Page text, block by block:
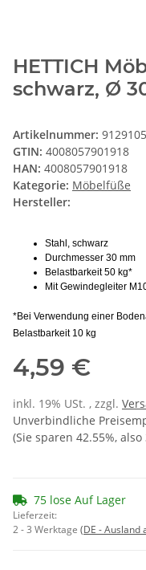
HETTICH
schwarz, Ø
Artikelnummer: 9129105
GTIN: 4008057901918
HAN: 4008057901918
Kategorie: Möbelfüße
Hersteller:
Stahl, schwarz
Durchmesser 30 mm
Belastbarkeit 50 kg*
Mit Gewindegleiter
*Bei Verwendung einer
Belastbarkeit 10 kg
4,59 €
inkl. 19% USt. , zzgl.
Unverbindliche
(Sie sparen 42.55%, also
75 lose Auf Lager
Lieferzeit:
2 - 3 Werktage (DE - Ausland